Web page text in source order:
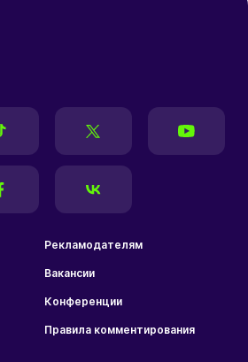
Рекламодателям
Вакансии
Конференции
Правила комментирования